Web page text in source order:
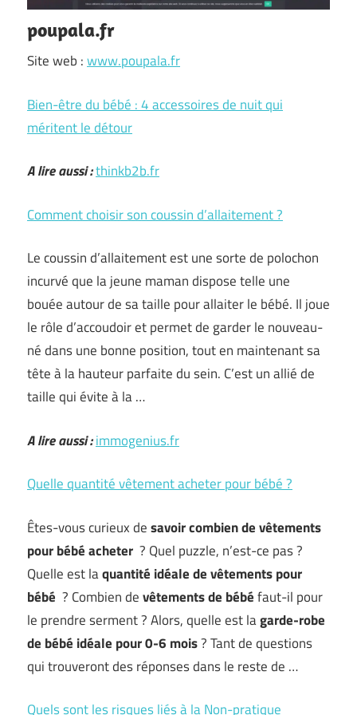
poupala.fr
Site web :www.poupala.fr
Bien-être du bébé : 4 accessoires de nuit qui
méritent le détour
A lire aussi :thinkb2b.fr
Comment choisir son coussin d’allaitement ?
Le coussin d’allaitement est une sorte de polochon
incurvé que la jeune maman dispose telle une
bouée autour de sa taille pour allaiter le bébé. Il joue
le rôle d’accoudoir et permet de garder le nouveau-
né dans une bonne position, tout en maintenant sa
tête à la hauteur parfaite du sein. C’est un allié de
taille qui évite à la …
A lire aussi :immogenius.fr
Quelle quantité vêtement acheter pour bébé ?
Êtes-vous curieux desavoir combien de vêtements
pour bébé acheter ? Quel puzzle, n’est-ce pas ?
Quelle est laquantité idéale de vêtements pour
bébé ? Combien devêtements de bébéfaut-il pour
le prendre serment ? Alors, quelle est lagarde-robe
de bébé idéale pour 0-6 mois? Tant de questions
qui trouveront des réponses dans le reste de …
Quels sont les risques liés à la Non-pratique